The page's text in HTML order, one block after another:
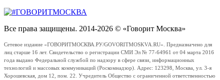
Все права защищены. 2014-2026 © «Говорит Москва»
Сетевое издание «ГОВОРИТМОСКВА.РУ/GOVORITMOSKVA.RU». Предназначено для
лиц старше 16 лет. Свидетельство о регистрации СМИ Эл № 77-64961 от 04 марта 2016
года выдано Федеральной службой по надзору в сфере связи, информационных
технологий и массовых коммуникаций (Роскомнадзор). Адрес: 123298, Москва, ул. 3-я
Хорошевская, дом 12, пом. 22. Учредитель Общество с ограниченной ответственностью